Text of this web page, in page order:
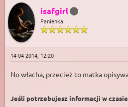
isafgirl
Panienka
14-04-2014, 12:20
No włacha, przecież to matka
Jeśli potrzebujesz informacji w